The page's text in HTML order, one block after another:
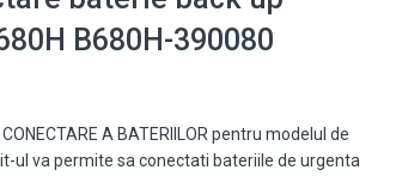
B680H-390080
A BATERIILOR pentru modelul de
ul va permite sa conectati bateriile de urgenta